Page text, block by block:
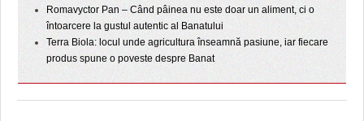
Romavyctor Pan – Când pâinea nu este doar un aliment, ci o
întoarcere la gustul autentic al Banatului
Terra Biola: locul unde agricultura înseamnă pasiune, iar fiecare
produs spune o poveste despre Banat